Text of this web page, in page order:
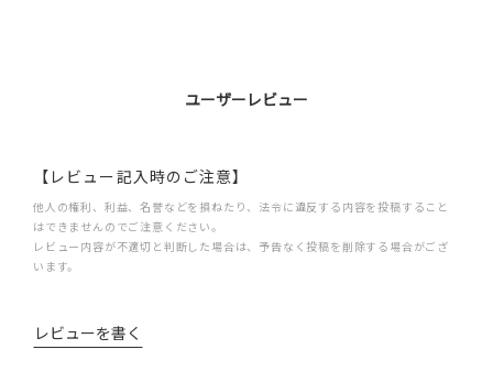
ユーザーレビュー
【レビュー記入時のご注意】
他人の権利、利益、名誉などを損ねたり、法令に違反する内容を投稿すること
はできませんのでご注意ください。
レビュー内容が不適切と判断した場合は、予告なく投稿を削除する場合がござ
います。
レビューを書く